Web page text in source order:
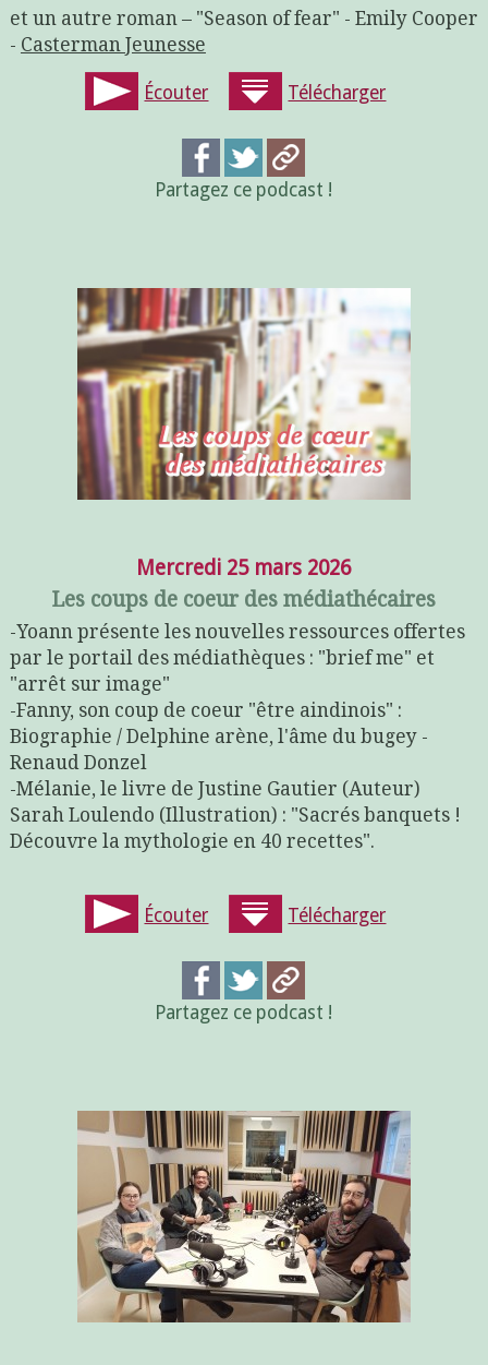
et un autre roman – "Season of fear" - Emily Cooper
- Casterman Jeunesse
Écouter Télécharger
Partagez ce podcast !
Mercredi 25 mars 2026
Les coups de coeur des médiathécaires
-Yoann présente les nouvelles ressources offertes
par le portail des médiathèques : "brief me" et
"arrêt sur image"
-Fanny, son coup de coeur "être aindinois" :
Biographie / Delphine arène, l'âme du bugey -
Renaud Donzel
-Mélanie, le livre de Justine Gautier (Auteur)
Sarah Loulendo (Illustration) : "Sacrés banquets !
Découvre la mythologie en 40 recettes".
Écouter Télécharger
Partagez ce podcast !